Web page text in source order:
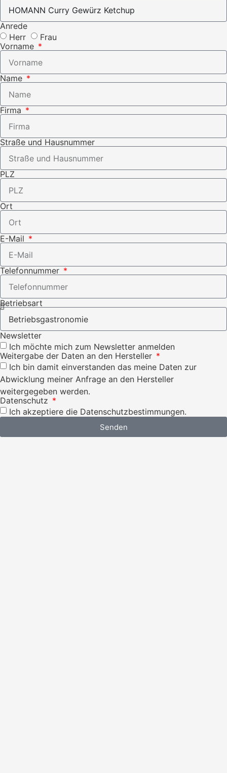
Anrede
Herr
Frau
Vorname
Name
Firma
Straße und Hausnummer
PLZ
Ort
E-Mail
Telefonnummer
Betriebsart
Newsletter
Ich möchte mich zum Newsletter anmelden
Weitergabe der Daten an den Hersteller
Ich bin damit einverstanden das meine Daten zur
Abwicklung meiner Anfrage an den Hersteller
weitergegeben werden.
Datenschutz
Ich akzeptiere die Datenschutzbestimmungen.
Senden